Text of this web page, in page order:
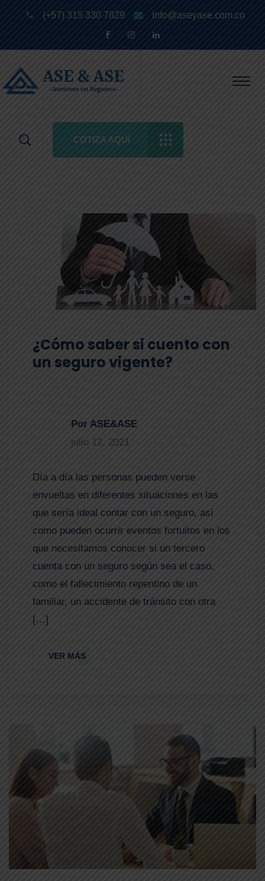
(+57) 315 330 7829 info@aseyase.com.co
COTIZA AQUÍ
¿Cómo saber si cuento con
un seguro vigente?
Por ASE&ASE
julio 12, 2021
Día a día las personas pueden verse
envueltas en diferentes situaciones en las
que sería ideal contar con un seguro, así
como pueden ocurrir eventos fortuitos en los
que necesitamos conocer si un tercero
cuenta con un seguro según sea el caso,
como el fallecimiento repentino de un
familiar, un accidente de tránsito con otra
[…]
VER MÁS